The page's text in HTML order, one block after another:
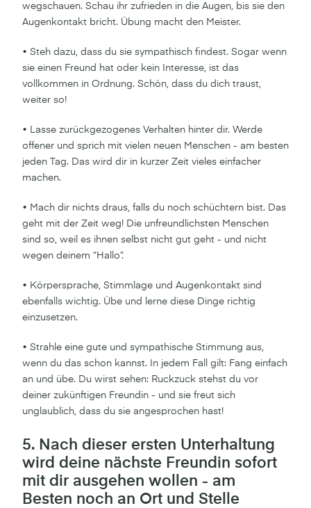
wegschauen. Schau ihr zufrieden in die Augen, bis sie den
Augenkontakt bricht. Übung macht den Meister.
• Steh dazu, dass du sie sympathisch findest. Sogar wenn
sie einen Freund hat oder kein Interesse, ist das
vollkommen in Ordnung. Schön, dass du dich traust,
weiter so!
• Lasse zurückgezogenes Verhalten hinter dir. Werde
offener und sprich mit vielen neuen Menschen - am besten
jeden Tag. Das wird dir in kurzer Zeit vieles einfacher
machen.
• Mach dir nichts draus, falls du noch schüchtern bist. Das
geht mit der Zeit weg! Die unfreundlichsten Menschen
sind so, weil es ihnen selbst nicht gut geht - und nicht
wegen deinem “Hallo”.
• Körpersprache, Stimmlage und Augenkontakt sind
ebenfalls wichtig. Übe und lerne diese Dinge richtig
einzusetzen.
• Strahle eine gute und sympathische Stimmung aus,
wenn du das schon kannst. In jedem Fall gilt: Fang einfach
an und übe. Du wirst sehen: Ruckzuck stehst du vor
deiner zukünftigen Freundin - und sie freut sich
unglaublich, dass du sie angesprochen hast!
5. Nach dieser ersten Unterhaltung
wird deine nächste Freundin sofort
mit dir ausgehen wollen - am
Besten noch an Ort und Stelle